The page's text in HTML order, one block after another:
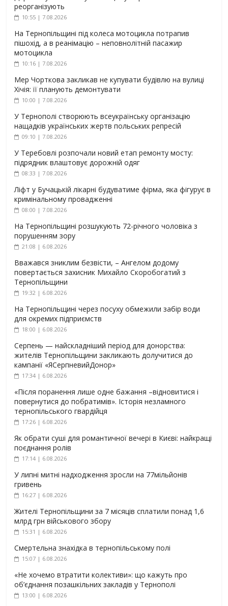
реорганізують
10:55 | 7.08.2026
На Тернопільщині під колеса мотоцикла потрапив
пішохід, а в реанімацію – неповнолітній пасажир
мотоцикла
10:16 | 7.08.2026
Мер Чорткова закликав не купувати будівлю на вулиці
Хічія: її планують демонтувати
10:00 | 7.08.2026
У Тернополі створюють всеукраїнську організацію
нащадків українських жертв польських репресій
09:10 | 7.08.2026
У Теребовлі розпочали новий етап ремонту мосту:
підрядник влаштовує дорожній одяг
08:33 | 7.08.2026
Ліфт у Бучацькій лікарні будуватиме фірма, яка фігурує в
кримінальному провадженні
08:00 | 7.08.2026
На Тернопільщині розшукують 72-річного чоловіка з
порушенням зору
21:08 | 6.08.2026
Вважався зниклим безвісти, – Ангелом додому
повертається захисник Михайло Скоробогатий з
Тернопільщини
19:32 | 6.08.2026
На Тернопільщині через посуху обмежили забір води
для окремих підприємств
18:00 | 6.08.2026
Серпень — найскладніший період для донорства:
жителів Тернопільщини закликають долучитися до
кампанії «ЯСерпневийДонор»
17:34 | 6.08.2026
«Після поранення лише одне бажання –відновитися і
повернутися до побратимів». Історія незламного
тернопільського гвардійця
17:26 | 6.08.2026
Як обрати суші для романтичної вечері в Києві: найкращі
поєднання ролів
17:14 | 6.08.2026
У липні митні надходження зросли на 77мільйонів
гривень
16:27 | 6.08.2026
Жителі Тернопільщини за 7 місяців сплатили понад 1,6
млрд грн військового збору
15:31 | 6.08.2026
Смертельна знахідка в тернопільському полі
15:07 | 6.08.2026
«Не хочемо втратити колективи»: що кажуть про
об’єднання позашкільних закладів у Тернополі
13:00 | 6.08.2026